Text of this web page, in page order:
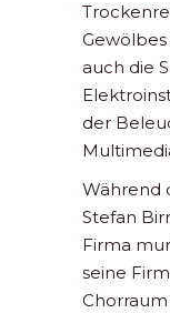
auch die
der
Während
Stefan
Firma
seine